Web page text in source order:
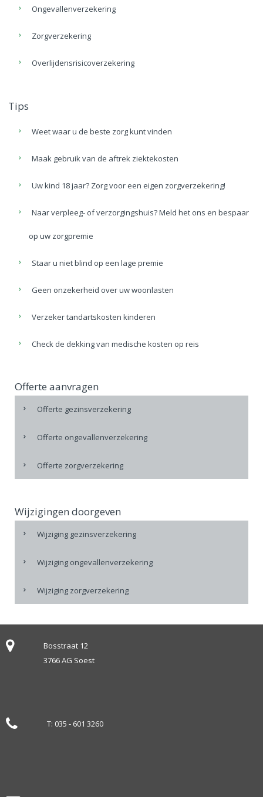
Ongevallenverzekering
Zorgverzekering
Overlijdensrisicoverzekering
Tips
Weet waar u de beste zorg kunt vinden
Maak gebruik van de aftrek ziektekosten
Uw kind 18 jaar? Zorg voor een eigen zorgverzekering!
Naar verpleeg- of verzorgingshuis? Meld het ons en bespaar
op uw zorgpremie
Staar u niet blind op een lage premie
Geen onzekerheid over uw woonlasten
Verzeker tandartskosten kinderen
Check de dekking van medische kosten op reis
Offerte aanvragen
Offerte gezinsverzekering
Offerte ongevallenverzekering
Offerte zorgverzekering
Wijzigingen doorgeven
Wijziging gezinsverzekering
Wijziging ongevallenverzekering
Wijziging zorgverzekering
Bosstraat 12
3766 AG Soest
T: 035 - 601 3260